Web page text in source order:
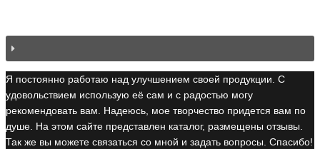
Я постоянно работаю над улучшением своей продукции. С
удовольствием использую её сам и с радостью могу
рекомендовать вам. Надеюсь, мое творчество придется вам по
душе. На этом сайте представлен каталог, размещены отзывы.
Так же вы можете связаться со мной и задать вопросы. Спасибо!